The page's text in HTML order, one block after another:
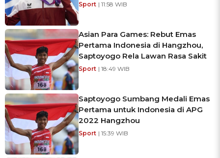
Sport | 11:58 WIB
Asian Para Games: Rebut Emas
Pertama Indonesia di Hangzhou,
Saptoyogo Rela Lawan Rasa Sakit
Sport | 18:49 WIB
Saptoyogo Sumbang Medali Emas
Pertama untuk Indonesia di APG
2022 Hangzhou
Sport | 15:39 WIB